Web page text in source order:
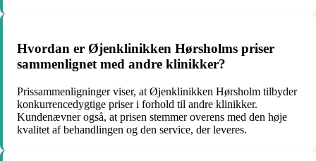
Hvordan er Øjenklinikken Hørsholms priser
sammenlignet med andre klinikker?
Prissammenligninger viser, at Øjenklinikken Hørsholm tilbyder
konkurrencedygtige priser i forhold til andre klinikker.
Kundenævner også, at prisen stemmer overens med den høje
kvalitet af behandlingen og den service, der leveres.